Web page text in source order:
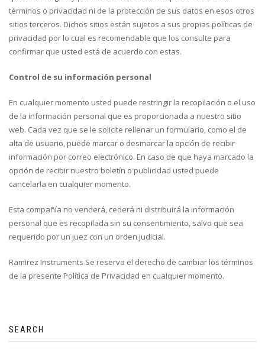
términos o privacidad ni de la protección de sus datos en esos otros
sitios terceros. Dichos sitios están sujetos a sus propias políticas de
privacidad por lo cual es recomendable que los consulte para
confirmar que usted está de acuerdo con estas.
Control de su información personal
En cualquier momento usted puede restringir la recopilación o el uso
de la información personal que es proporcionada a nuestro sitio
web. Cada vez que se le solicite rellenar un formulario, como el de
alta de usuario, puede marcar o desmarcar la opción de recibir
información por correo electrónico. En caso de que haya marcado la
opción de recibir nuestro boletín o publicidad usted puede
cancelarla en cualquier momento.
Esta compañía no venderá, cederá ni distribuirá la información
personal que es recopilada sin su consentimiento, salvo que sea
requerido por un juez con un orden judicial.
Ramirez Instruments Se reserva el derecho de cambiar los términos
de la presente Política de Privacidad en cualquier momento.
SEARCH